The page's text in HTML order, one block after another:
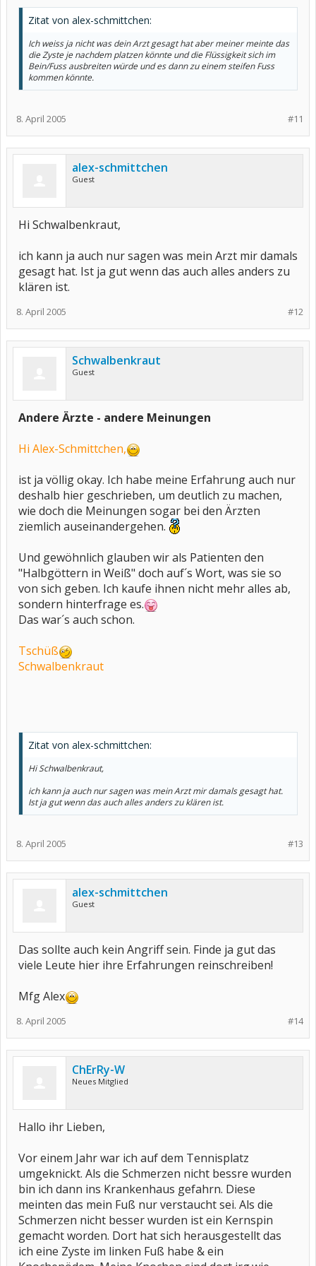
Zitat von alex-schmittchen:
Ich weiss ja nicht was dein Arzt gesagt hat aber meiner meinte das
die Zyste je nachdem platzen könnte und die Flüssigkeit sich im
Bein/Fuss ausbreiten würde und es dann zu einem steifen Fuss
kommen könnte.
#11
8. April 2005
alex-schmittchen
Guest
Hi Schwalbenkraut,
ich kann ja auch nur sagen was mein Arzt mir damals
gesagt hat. Ist ja gut wenn das auch alles anders zu
klären ist.
#12
8. April 2005
Schwalbenkraut
Guest
Andere Ärzte - andere Meinungen
Hi Alex-Schmittchen,
ist ja völlig okay. Ich habe meine Erfahrung auch nur
deshalb hier geschrieben, um deutlich zu machen,
wie doch die Meinungen sogar bei den Ärzten
ziemlich auseinandergehen.
Und gewöhnlich glauben wir als Patienten den
"Halbgöttern in Weiß" doch auf´s Wort, was sie so
von sich geben. Ich kaufe ihnen nicht mehr alles ab,
sondern hinterfrage es.
Das war´s auch schon.
Tschüß
Schwalbenkraut
Zitat von alex-schmittchen:
Hi Schwalbenkraut,
ich kann ja auch nur sagen was mein Arzt mir damals gesagt hat.
Ist ja gut wenn das auch alles anders zu klären ist.
#13
8. April 2005
alex-schmittchen
Guest
Das sollte auch kein Angriff sein. Finde ja gut das
viele Leute hier ihre Erfahrungen reinschreiben!
Mfg Alex
#14
8. April 2005
ChErRy-W
Neues Mitglied
Hallo ihr Lieben,
Vor einem Jahr war ich auf dem Tennisplatz
umgeknickt. Als die Schmerzen nicht bessre wurden
bin ich dann ins Krankenhaus gefahrn. Diese
meinten das mein Fuß nur verstaucht sei. Als die
Schmerzen nicht besser wurden ist ein Kernspin
gemacht worden. Dort hat sich herausgestellt das
ich eine Zyste im linken Fuß habe & ein